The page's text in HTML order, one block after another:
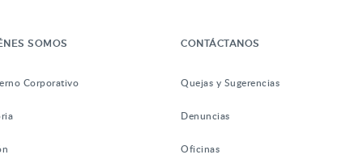
SOMOS
Corporativo
CONTÁCTANOS
Quejas y Sugerencias
Denuncias
Oficinas